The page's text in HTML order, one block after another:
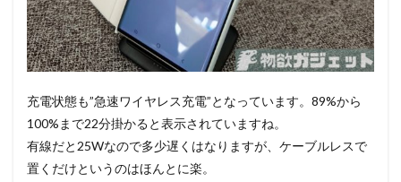
充電状態も”急速ワイヤレス充電”となっています。89%から
100%まで22分掛かると表示されていますね。
有線だと25Wなので多少遅くはなりますが、ケーブルレスで
置くだけというのはほんとに楽。